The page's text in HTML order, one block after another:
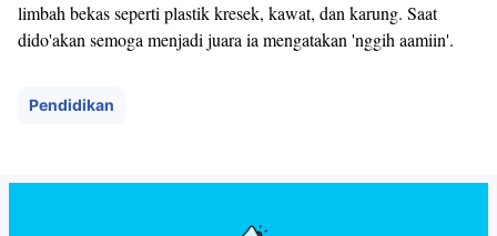
limbah bekas seperti plastik kresek, kawat, dan karung. Saat
dido'akan semoga menjadi juara ia mengatakan 'nggih aamiin'.
Pendidikan